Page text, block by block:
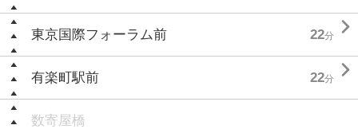
東京国際フォーラム前 22分 
有楽町駅前 22分 
数寄屋橋